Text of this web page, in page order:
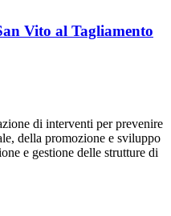
Vito al Tagliamento
di interventi per prevenire
della promozione e sviluppo
e gestione delle strutture di